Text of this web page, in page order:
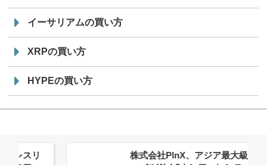
イーサリアムの買い方
XRPの買い方
HYPEの買い方
株式会社PlnX、アジア最大級のグロ